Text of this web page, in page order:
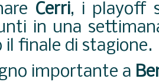
Cerri, i playoff
in una
il finale di stagione.
importante a